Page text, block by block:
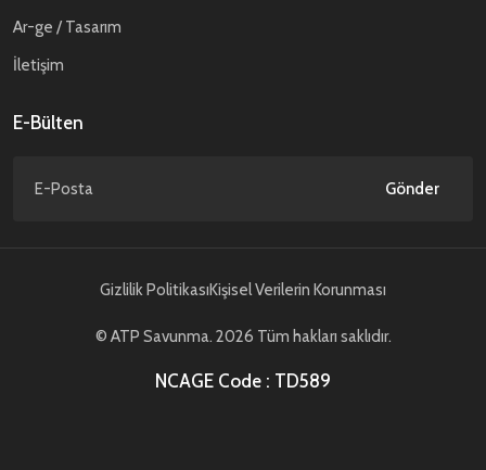
Ar-ge / Tasarım
İletişim
E-Bülten
Gönder
Gizlilik PolitikasıKişisel Verilerin Korunması
© ATP Savunma. 2026 Tüm hakları saklıdır.
NCAGE Code : TD589